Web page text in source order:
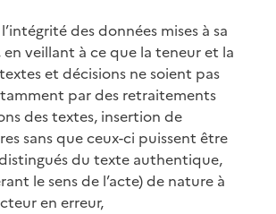
des données mises à sa
veillant à ce que la teneur et la
et décisions ne soient pas
par des retraitements
des textes, insertion de
sans que ceux-ci puissent être
du texte authentique,
le sens de l’acte) de nature à
en erreur,